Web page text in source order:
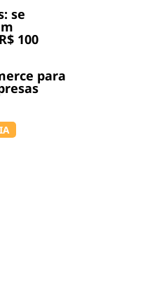
se
100
para